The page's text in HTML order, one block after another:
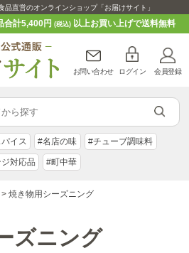
品直営のオンラインショップ「お届けサイト」
合計5,400円 (税込)以上お買い上げで送料無料
お問い合わせ ログイン 会員登録
イス #名店の味 #チューブ調味料
対応品 #町中華
> 焼き物用シーズニング
ズニング